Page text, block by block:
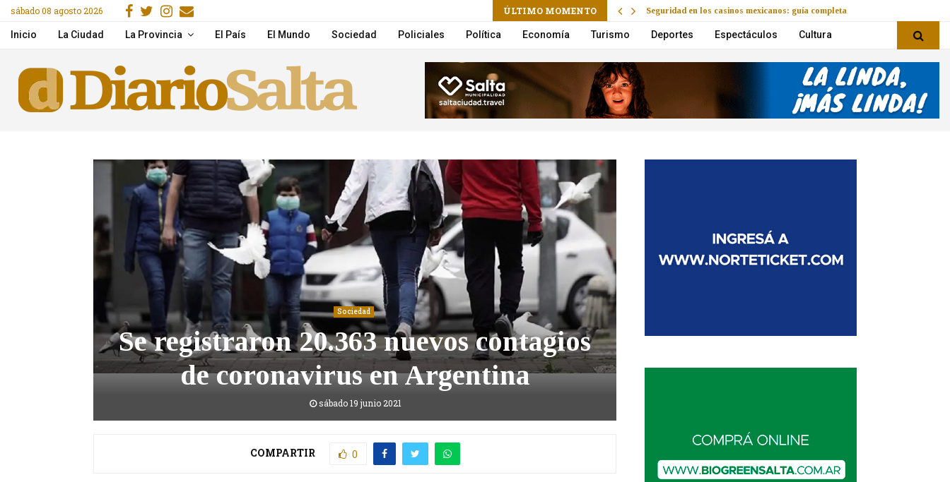
sábado 08 agosto 2026 ÚLTIMO MOMENTO Seguridad en los casinos mexicanos: guía completa
Facebook
Gorjeo
Instagram
Email
Inicio La Ciudad La Provincia El País El Mundo Sociedad Policiales Política Economía Turismo Deportes Espectáculos Cultura
Sociedad
Se registraron 20.363 nuevos contagios
de coronavirus en Argentina
sábado 19 junio 2021
COMPARTIR 0